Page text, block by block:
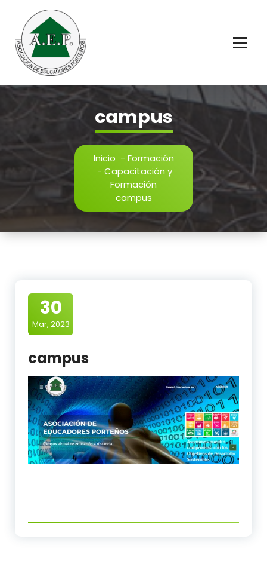
contenido
campus
Inicio - Formación
- Capacitación y
Formación
campus
30
Mar, 2023
campus